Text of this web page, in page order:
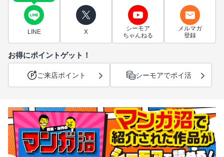
LINE X
シーモア
ちゃんねる
メルマガ
登録
お得にポイントゲット！
ご来店ポイント シーモアでポイ活